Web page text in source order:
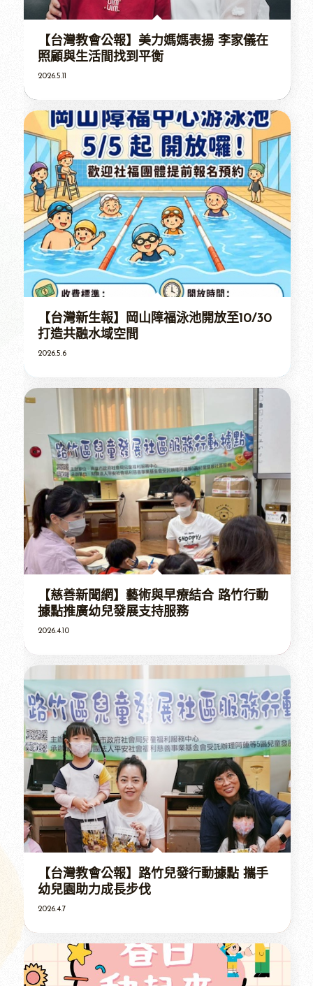
【台灣教會公報】美力媽媽表揚 李家儀在
照顧與生活間找到平衡
2026.5.11
【台灣新生報】岡山障福泳池開放至10/30
打造共融水域空間
2026.5.6
【慈善新聞網】藝術與早療結合 路竹行動
據點推廣幼兒發展支持服務
2026.4.10
【台灣教會公報】路竹兒發行動據點 攜手
幼兒園助力成長步伐
2026.4.7